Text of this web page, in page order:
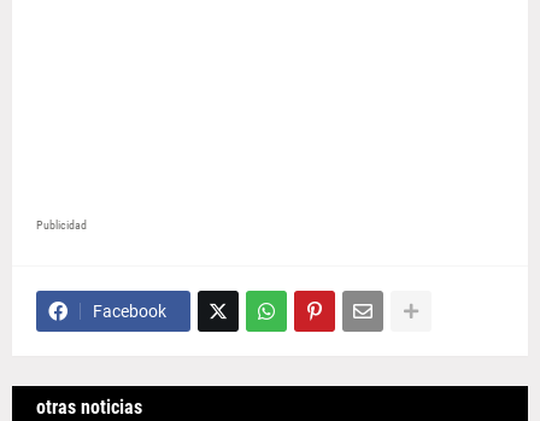
Publicidad
Facebook
otras noticias